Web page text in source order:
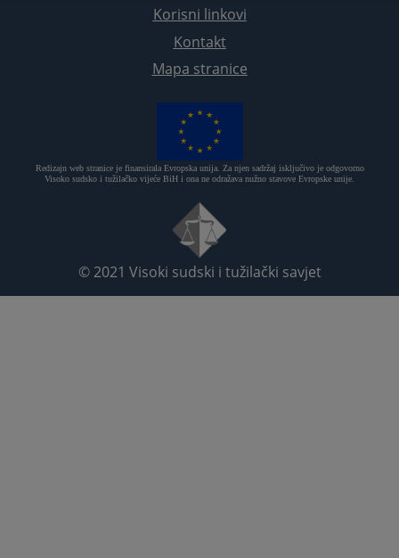
Korisni linkovi
Kontakt
Mapa stranice
Redizajn web stranice je finansirala Evropska unija. Za njen sadržaj isključivo je odgovorno
Visoko sudsko i tužilačko vijeće BiH i ona ne odražava nužno stavove Evropske unije.
© 2021 Visoki sudski i tužilački savjet